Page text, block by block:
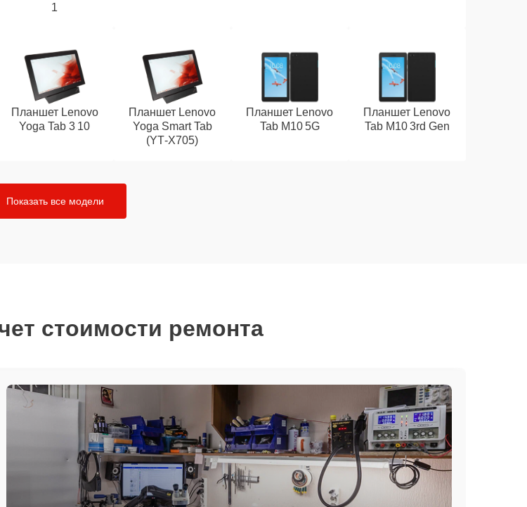
1
Планшет Lenovo
Yoga Tab 3 10
Планшет Lenovo
Yoga Smart Tab
(YT‑X705)
Планшет Lenovo
Tab M10 5G
Планшет Lenovo
Tab M10 3rd Gen
Показать все модели
стоимости ремонта